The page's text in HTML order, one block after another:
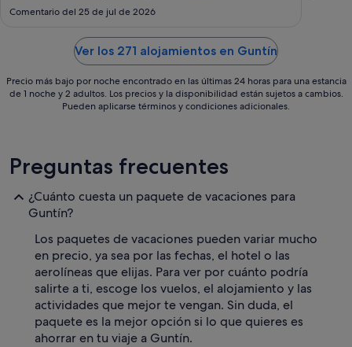
ago
Comentario del 25 de jul de 2026
Ver los 271 alojamientos en Guntín
Precio más bajo por noche encontrado en las últimas 24 horas para una estancia
de 1 noche y 2 adultos. Los precios y la disponibilidad están sujetos a cambios.
Pueden aplicarse términos y condiciones adicionales.
Preguntas frecuentes
¿Cuánto cuesta un paquete de vacaciones para
Guntín?
Los paquetes de vacaciones pueden variar mucho
en precio, ya sea por las fechas, el hotel o las
aerolíneas que elijas. Para ver por cuánto podría
salirte a ti, escoge los vuelos, el alojamiento y las
actividades que mejor te vengan. Sin duda, el
paquete es la mejor opción si lo que quieres es
ahorrar en tu viaje a Guntín.